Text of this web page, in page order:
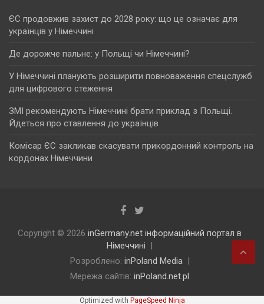
ЄС продовжив захист до 2028 року: що це означає для
українців у Німеччині
Де дорожче пальне: у Польщі чи Німеччині?
У Німеччині планують розширити повноваження спецслужб
для цифрового стеження
ЗМІ рекомендують Німеччині брати приклад з Польщі.
Йдеться про ставлення до українців
Комісар ЄС закликав скасувати прикордонний контроль на
кордонах Німеччини
Copyright © 2026 inGermany.net інформаційний портал в
Німеччині
Розроблено: inPoland Media
Мережа сайтів: inPoland.net.pl
Optimized with PageSpeed Ninja